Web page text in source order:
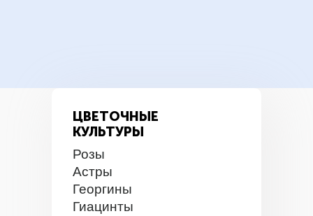
ЦВЕТОЧНЫЕ
КУЛЬТУРЫ
Розы
Астры
Георгины
Гиацинты